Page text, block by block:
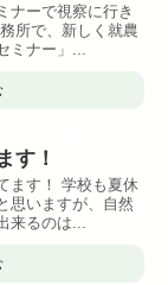
ナーで視察に行き
所で、新しく就農
ミナー」...
す！
ます！ 学校も夏休
思いますが、自然
来るのは...